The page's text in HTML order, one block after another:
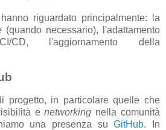
riguardato principalmente: la
(quando necessario), l'adattamento
l'aggiornamento della
progetto, in particolare quelle che
enetworking nella comunità
una presenza suGitHub. In